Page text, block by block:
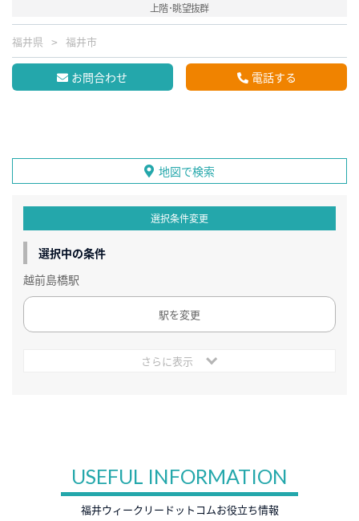
上階･眺望抜群
福井県 福井市
お問合わせ 電話する
地図で検索
選択条件変更
選択中の条件
越前島橋駅
駅を変更
さらに表示
USEFUL INFORMATION
福井ウィークリードットコムお役立ち情報